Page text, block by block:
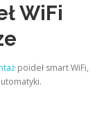
WiFi
poideł smart WiFi,